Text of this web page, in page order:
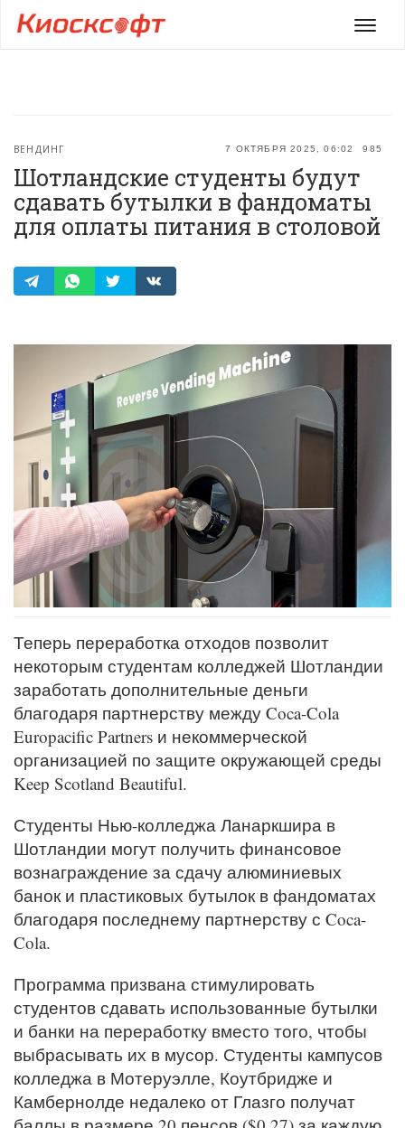
Меню
7 ОКТЯБРЯ 2025, 06:02 985
ВЕНДИНГ
Шотландские студенты будут
сдавать бутылки в фандоматы
для оплаты питания в столовой
Теперь переработка отходов позволит
некоторым студентам колледжей Шотландии
заработать дополнительные деньги
благодаря партнерству между Coca-Cola
Europacific Partners и некоммерческой
организацией по защите окружающей среды
Keep Scotland Beautiful.
Студенты Нью-колледжа Ланаркшира в
Шотландии могут получить финансовое
вознаграждение за сдачу алюминиевых
банок и пластиковых бутылок в фандоматах
благодаря последнему партнерству с Coca-
Cola.
Программа призвана стимулировать
студентов сдавать использованные бутылки
и банки на переработку вместо того, чтобы
выбрасывать их в мусор. Студенты кампусов
колледжа в Мотеруэлле, Коутбридже и
Камбернолде недалеко от Глазго получат